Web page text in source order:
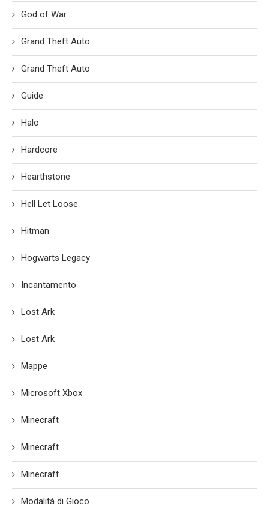
God of War
Grand Theft Auto
Grand Theft Auto
Guide
Halo
Hardcore
Hearthstone
Hell Let Loose
Hitman
Hogwarts Legacy
Incantamento
Lost Ark
Lost Ark
Mappe
Microsoft Xbox
Minecraft
Minecraft
Minecraft
Modalità di Gioco